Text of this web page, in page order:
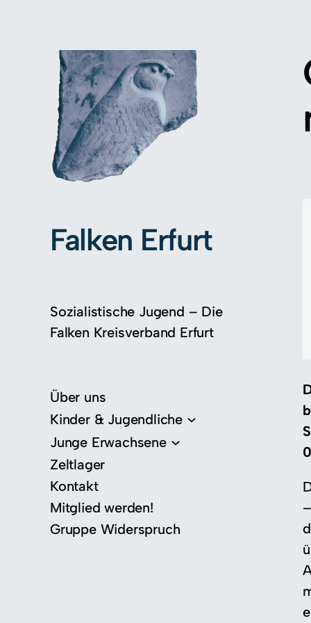
Falken Erfurt
Sozialistische Jugend – Die
Falken Kreisverband Erfurt
Über uns
Kinder & Jugendliche
Junge Erwachsene
Zeltlager
Kontakt
Mitglied werden!
Gruppe Widerspruch